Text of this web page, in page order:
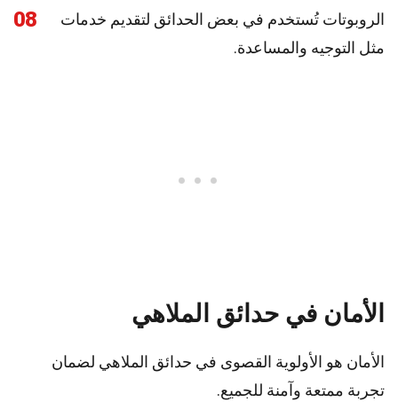
08
الروبوتات تُستخدم في بعض الحدائق لتقديم خدمات
مثل التوجيه والمساعدة.
الأمان في حدائق الملاهي
الأمان هو الأولوية القصوى في حدائق الملاهي لضمان
تجربة ممتعة وآمنة للجميع.